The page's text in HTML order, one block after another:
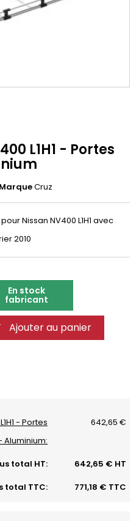
L1H1 - Portes
MarqueCruz
pourNissan NV400 L1H1 avec
2010
En stock
fabricant
Ajouter au panier
- Portes
Aluminium:
642,65 €
total HT:
642,65 € HT
total TTC:
771,18 € TTC